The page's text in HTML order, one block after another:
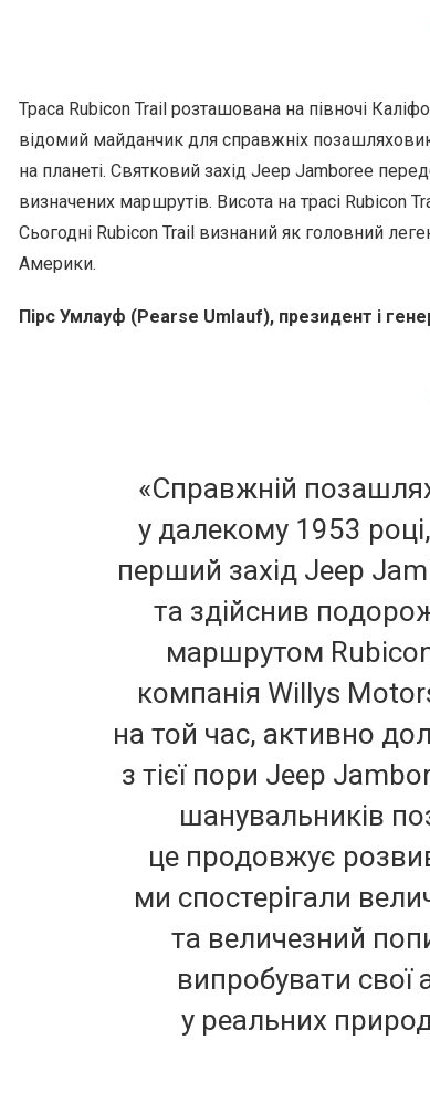
Траса Rubicon Trail розташована на півночі
відомий майданчик для справжніх
на планеті. Святковий захід Jeep Jamboree
визначених маршрутів. Висота на трасі Rubicon
Сьогодні Rubicon Trail визнаний як головний
Америки.
Пірс Умлауф (Pearse Umlauf), президент і
«Справжній
у далекому 1953
перший захід Jeep
та здійснив
маршрутом
компанія Willys
на той час, активно
з тієї пори Jeep
шанувальників
це продовжує
ми спостерігали
та величезний
випробувати свої
у реальних